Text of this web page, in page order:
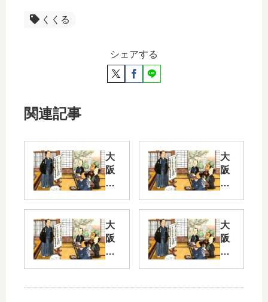
くくる
シェアする
関連記事
大
阪
弁
イ
ズ
Pa
－
大
阪
弁
イ
ズ
Pa
rt
2
レ
大
阪
弁
ズ
大
阪
弁
ズ